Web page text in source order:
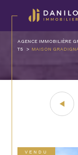
AGENCE IMMOBILIÈRE
T5
MAISON
VENDU